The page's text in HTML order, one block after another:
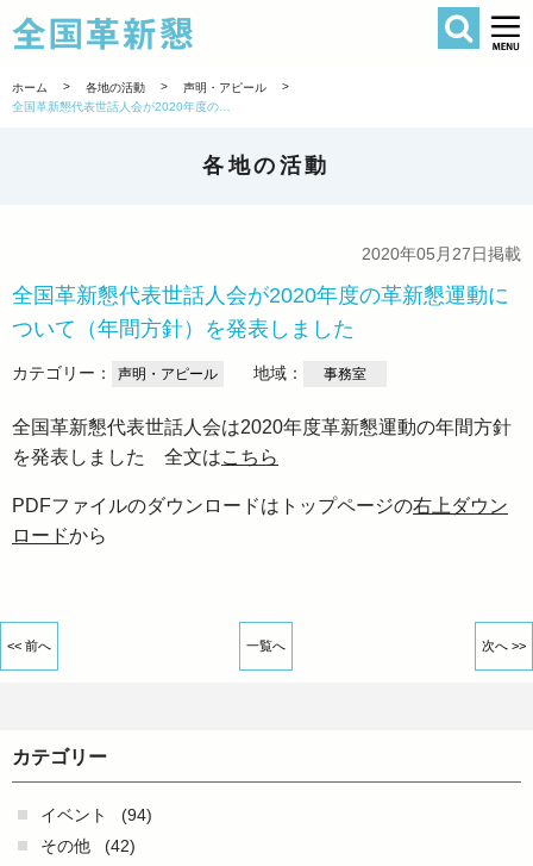
全国革新懇
検索
ホーム > 各地の活動 > 声明・アピール
>
各地の活動
2020年05月27日掲載
全国革新懇代表世話人会が2020年度の革新懇運動に
ついて（年間方針）を発表しました
カテゴリー： 声明・アピール 地域： 事務室
全国革新懇代表世話人会は2020年度革新懇運動の年間方針
を発表しました 全文はこちら
PDFファイルのダウンロードはトップページの右上ダウン
ロードから
<< 前へ 一覧へ 次へ >>
カテゴリー
イベント
(94)
その他
(42)